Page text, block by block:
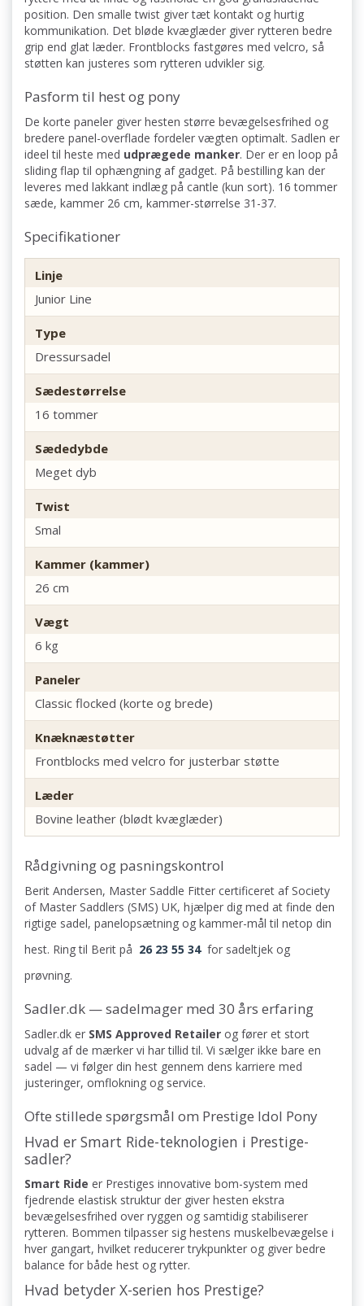
position. Den smalle twist giver tæt kontakt og hurtig
kommunikation. Det bløde kvæglæder giver rytteren bedre
grip end glat læder. Frontblocks fastgøres med velcro, så
støtten kan justeres som rytteren udvikler sig.
Pasform til hest og pony
De korte paneler giver hesten større bevægelsesfrihed og
bredere panel-overflade fordeler vægten optimalt. Sadlen er
ideel til heste med udprægede manker. Der er en loop på
sliding flap til ophængning af gadget. På bestilling kan der
leveres med lakkant indlæg på cantle (kun sort). 16 tommer
sæde, kammer 26 cm, kammer-størrelse 31-37.
Specifikationer
Linje
Junior Line
Type
Dressursadel
Sædestørrelse
16 tommer
Sædedybde
Meget dyb
Twist
Smal
Kammer (kammer)
26 cm
Vægt
6 kg
Paneler
Classic flocked (korte og brede)
Knæknæstøtter
Frontblocks med velcro for justerbar støtte
Læder
Bovine leather (blødt kvæglæder)
Rådgivning og pasningskontrol
Berit Andersen, Master Saddle Fitter certificeret af Society
of Master Saddlers (SMS) UK, hjælper dig med at finde den
rigtige sadel, panelopsætning og kammer-mål til netop din
hest. Ring til Berit på 26 23 55 34 for sadeltjek og
prøvning.
Sadler.dk — sadelmager med 30 års erfaring
Sadler.dk er SMS Approved Retailer og fører et stort
udvalg af de mærker vi har tillid til. Vi sælger ikke bare en
sadel — vi følger din hest gennem dens karriere med
justeringer, omflokning og service.
Ofte stillede spørgsmål om Prestige Idol Pony
Hvad er Smart Ride-teknologien i Prestige-
sadler?
Smart Ride er Prestiges innovative bom-system med
fjedrende elastisk struktur der giver hesten ekstra
bevægelsesfrihed over ryggen og samtidig stabiliserer
rytteren. Bommen tilpasser sig hestens muskelbevægelse i
hver gangart, hvilket reducerer trykpunkter og giver bedre
balance for både hest og rytter.
Hvad betyder X-serien hos Prestige?